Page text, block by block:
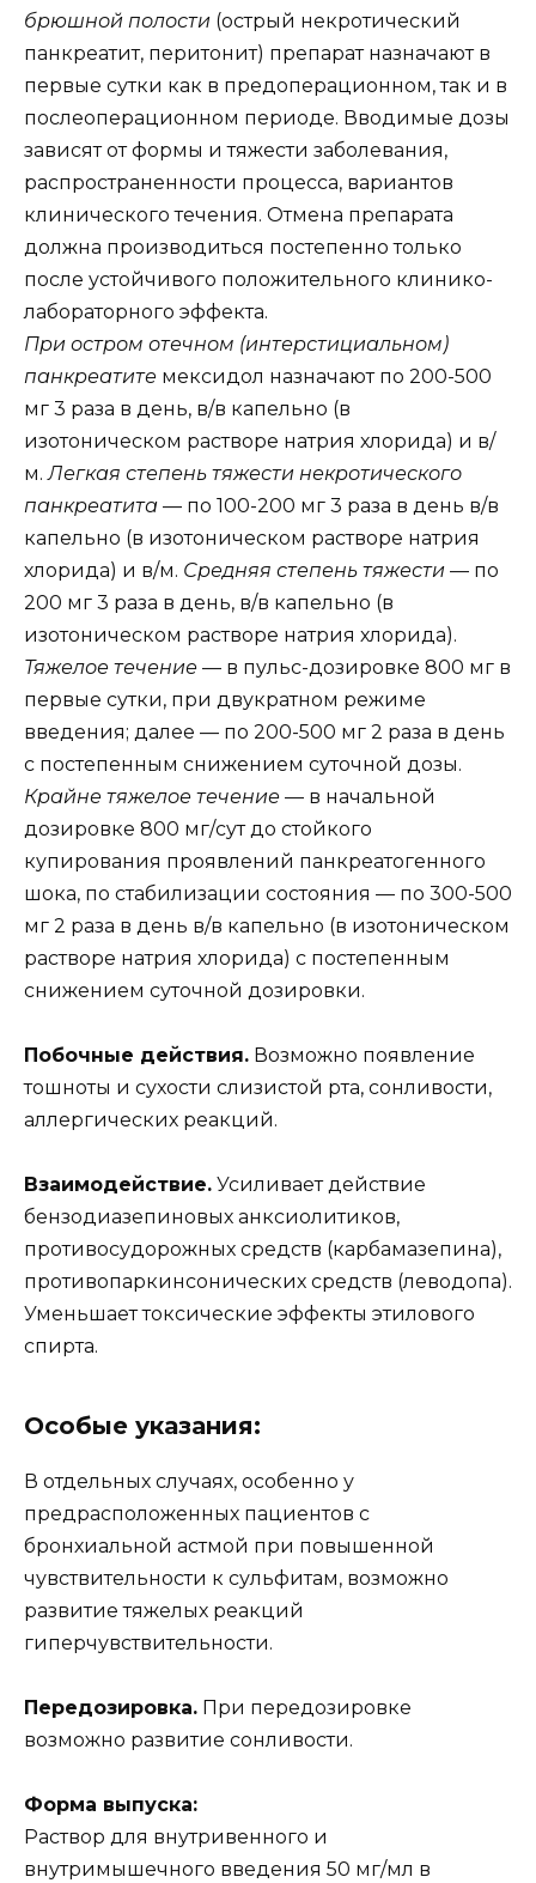
брюшной полости (острый некротический
панкреатит, перитонит) препарат назначают в
первые сутки как в предоперационном, так и в
послеоперационном периоде. Вводимые дозы
зависят от формы и тяжести заболевания,
распространенности процесса, вариантов
клинического течения. Отмена препарата
должна производиться постепенно только
после устойчивого положительного клинико-
лабораторного эффекта.
При остром отечном (интерстициальном)
панкреатите мексидол назначают по 200-500
мг 3 раза в день, в/в капельно (в
изотоническом растворе натрия хлорида) и в/
м. Легкая степень тяжести некротического
панкреатита — по 100-200 мг 3 раза в день в/в
капельно (в изотоническом растворе натрия
хлорида) и в/м. Средняя степень тяжести — по
200 мг 3 раза в день, в/в капельно (в
изотоническом растворе натрия хлорида).
Тяжелое течение — в пульс-дозировке 800 мг в
первые сутки, при двукратном режиме
введения; далее — по 200-500 мг 2 раза в день
с постепенным снижением суточной дозы.
Крайне тяжелое течение — в начальной
дозировке 800 мг/сут до стойкого
купирования проявлений панкреатогенного
шока, по стабилизации состояния — по 300-500
мг 2 раза в день в/в капельно (в изотоническом
растворе натрия хлорида) с постепенным
снижением суточной дозировки.
Побочные действия. Возможно появление
тошноты и сухости слизистой рта, сонливости,
аллергических реакций.
Взаимодействие. Усиливает действие
бензодиазепиновых анксиолитиков,
противосудорожных средств (карбамазепина),
противопаркинсонических средств (леводопа).
Уменьшает токсические эффекты этилового
спирта.
Особые указания:
В отдельных случаях, особенно у
предрасположенных пациентов с
бронхиальной астмой при повышенной
чувствительности к сульфитам, возможно
развитие тяжелых реакций
гиперчувствительности.
Передозировка. При передозировке
возможно развитие сонливости.
Форма выпуска:
Раствор для внутривенного и
внутримышечного введения 50 мг/мл в